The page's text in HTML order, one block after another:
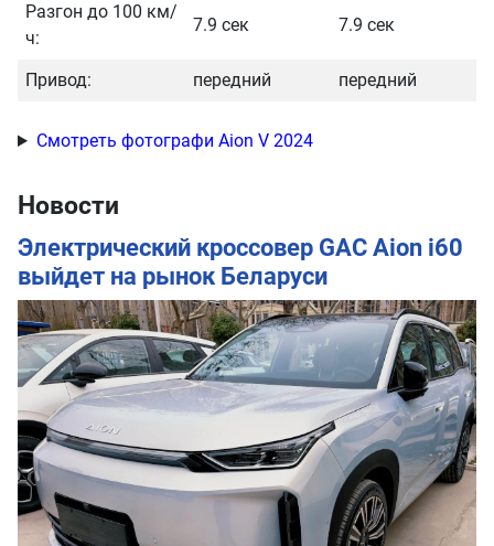
Разгон до 100 км/
ч:
7.9 сек 7.9 сек
Привод: передний передний
Смотреть фотографи Aion V 2024
Новости
Электрический кроссовер GAC Aion i60
выйдет на рынок Беларуси